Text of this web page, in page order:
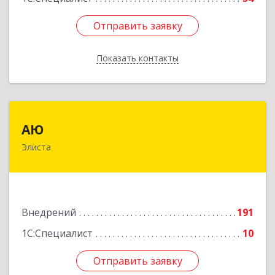
Отправить заявку
Показать контакты
Отправить заявку
Назад
АЮ
Элиста
Внедрений
191
1С:Специалист
10
Отправить заявку
358009, Калмыкия Респ, Элиста г, А.С.Пушкина
Отправить заявку